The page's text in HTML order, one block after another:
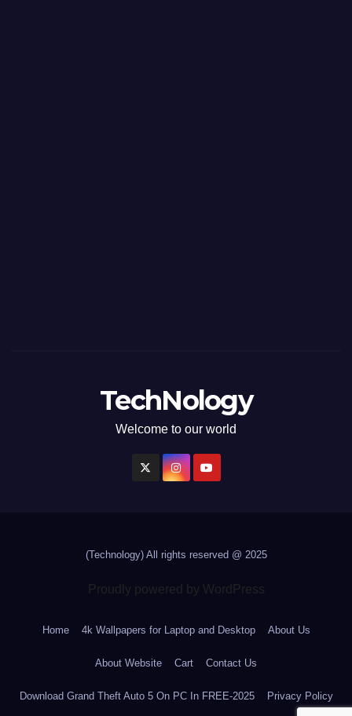
TechNology
Welcome to our world
(Technology)All rights reserved @ 2025
Proudly powered by WordPress
Home 4k Wallpapers for Laptop and Desktop About Us
About Website Cart Contact Us
Download Grand Theft Auto 5 On PC In FREE-2025 Privacy Policy